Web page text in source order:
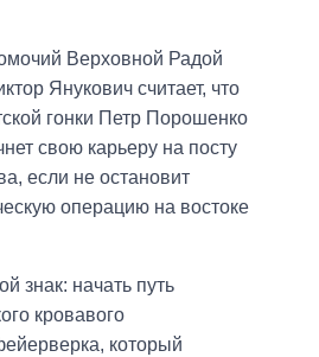
Верховной Радой
Янукович считает, что
гонки Петр Порошенко
свою карьеру на посту
если не остановит
операцию на востоке
знак: начать путь
кровавого
который